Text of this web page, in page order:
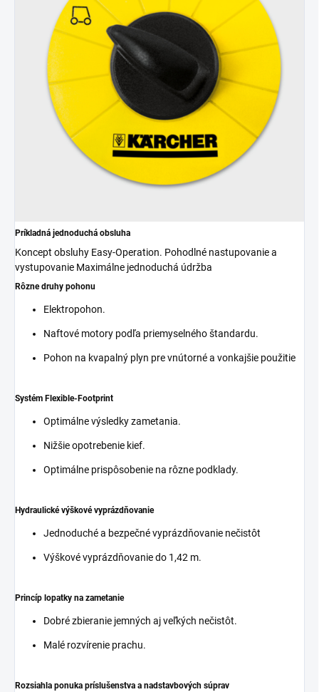
Príkladná jednoduchá obsluha
Koncept obsluhy Easy-Operation. Pohodlné nastupovanie a
vystupovanie Maximálne jednoduchá údržba
Rôzne druhy pohonu
Elektropohon.
Naftové motory podľa priemyselného štandardu.
Pohon na kvapalný plyn pre vnútorné a vonkajšie použitie
Systém Flexible-Footprint
Optimálne výsledky zametania.
Nižšie opotrebenie kief.
Optimálne prispôsobenie na rôzne podklady.
Hydraulické výškové vyprázdňovanie
Jednoduché a bezpečné vyprázdňovanie nečistôt
Výškové vyprázdňovanie do 1,42 m.
Princíp lopatky na zametanie
Dobré zbieranie jemných aj veľkých nečistôt.
Malé rozvírenie prachu.
Rozsiahla ponuka príslušenstva a nadstavbových súprav